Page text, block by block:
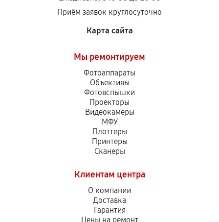
Приём заявок круглосуточно
Карта сайта
Мы ремонтируем
Фотоаппараты
Объективы
Фотовспышки
Проекторы
Видеокамеры
МФУ
Плоттеры
Принтеры
Сканеры
Клиентам центра
О компании
Доставка
Гарантия
Цены на ремонт